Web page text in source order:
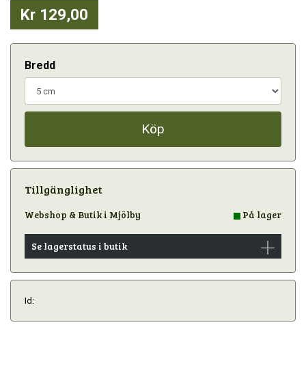
Kr 129,00
Bredd
Köp
Tillgänglighet
Webshop & Butik i Mjölby På lager
Se lagerstatus i butik
Id: